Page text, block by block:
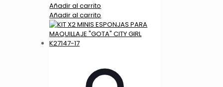
Añadir al carrito
Añadir al carrito